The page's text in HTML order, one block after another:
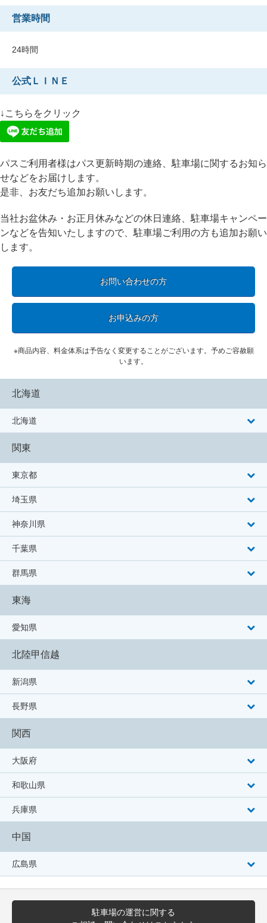
営業時間
24時間
公式ＬＩＮＥ
↓こちらをクリック
パスご利用者様はパス更新時期の連絡、駐車場に関するお知ら
せなどをお届けします。
是非、お友だち追加お願いします。
当社お盆休み・お正月休みなどの休日連絡、駐車場キャンペー
ンなどを告知いたしますので、駐車場ご利用の方も追加お願い
します。
お問い合わせの方
お申込みの方
※商品内容、料金体系は予告なく変更することがございます。予めご容赦願
います。
北海道
北海道
関東
東京都
埼玉県
神奈川県
千葉県
群馬県
東海
愛知県
北陸甲信越
新潟県
長野県
関西
大阪府
和歌山県
兵庫県
中国
広島県
駐車場の運営に関する